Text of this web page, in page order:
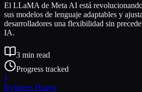
El LLaMA de Meta AI está
sus modelos de lenguaje adaptables y
desarrolladores una flexibilidad sin
IA.
3 min read
Progress tracked
J
ByJames Huang